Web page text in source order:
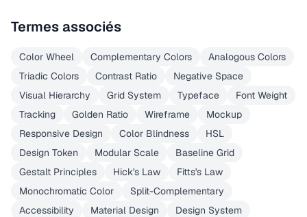
Termes associés
Color Wheel Complementary Colors
Analogous Colors
Triadic Colors
Contrast Ratio
Negative Space
Visual Hierarchy
Grid System Typeface
Font Weight
Tracking
Golden Ratio Wireframe
Mockup
Responsive Design
Color Blindness
HSL
Design Token
Modular Scale
Baseline Grid
Gestalt Principles
Hick's Law
Fitts's Law
Monochromatic Color
Split-Complementary
Accessibility
Material Design
Design System